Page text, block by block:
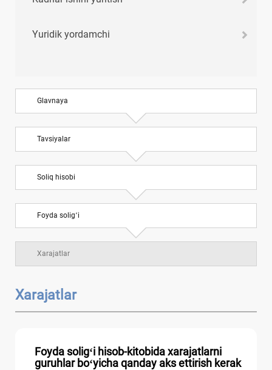
Yuridik yordamchi
Glavnaya
Tavsiyalar
Soliq hisobi
Foyda soligʻi
Xarajatlar
Xarajatlar
Foyda soligʻi hisob-kitobida хarajatlarni
guruhlar boʻyicha qanday aks ettirish kerak